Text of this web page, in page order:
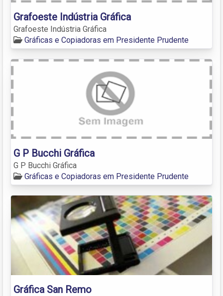
Grafoeste Indústria Gráfica
Grafoeste Indústria Gráfica
Gráficas e Copiadoras em Presidente Prudente
G P Bucchi Gráfica
G P Bucchi Gráfica
Gráficas e Copiadoras em Presidente Prudente
Gráfica San Remo